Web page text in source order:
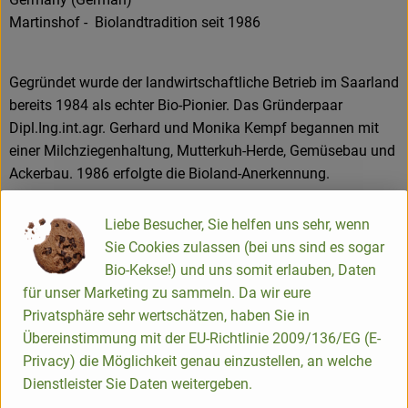
Martinshof - Biolandtradition seit 1986
Gegründet wurde der landwirtschaftliche Betrieb im Saarland
bereits 1984 als echter Bio-Pionier. Das Gründerpaar
Dipl.Ing.int.agr. Gerhard und Monika Kempf begannen mit
einer Milchziegenhaltung, Mutterkuh-Herde, Gemüsebau und
Ackerbau. 1986 erfolgte die Bioland-Anerkennung.
Heute bewirtschaftet der junge Landwirt Martin Stoll die
Landwirtschaft mit der Tierhaltung. Familie Kempf kümmert
sich um die Verarbeitung und Vermarktung der Martinshof-
Produkte. Dabei legen sie großen Wert auf die transparente
Verarbeitung von ausschließlich Bioland-Ware und arbeiten
mit vielen regionalen Erzeugern zusammen. Die Produktion
vor Ort mit den eigenen Teams bietet eine große
Zuverlässigkeit an Qualität und Frische.
Mit ca. 100 Mitarbeiter*innen betreiben sie auf dem
Liebe Besucher, Sie helfen uns sehr, wenn
Sie Cookies zulassen (bei uns sind es sogar
Bio-Kekse!) und uns somit erlauben, Daten
für unser Marketing zu sammeln. Da wir eure
Privatsphäre sehr wertschätzen, haben Sie in
Übereinstimmung mit der EU-Richtlinie 2009/136/EG (E-
Privacy) die Möglichkeit genau einzustellen, an welche
Dienstleister Sie Daten weitergeben.